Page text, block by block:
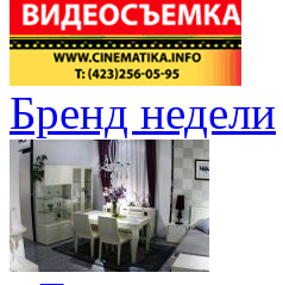
Бренд недели